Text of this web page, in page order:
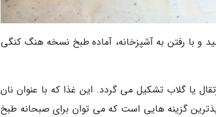
و با رفتن به آشپزخانه، آماده طبخ نسخه هنگ کنگی
یا گلاب تشکیل می گردد. این غذا که با عنوان نان
گزینه هایی است که می توان برای صبحانه طبخ